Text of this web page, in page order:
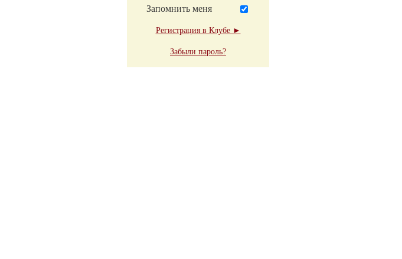
Запомнить меня
Регистрация в Клубе ►
Забыли пароль?